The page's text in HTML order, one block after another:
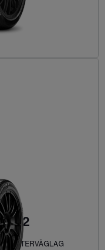
2
VINTERVÄGLAG